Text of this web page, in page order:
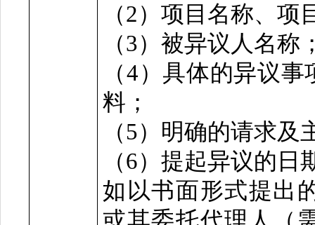
（2）项目名称、项
（3）被异议人名称
（4）具体的异议事
料；
（5）明确的请求及
（6）提起异议的日
如以书面形式提出
或其委托代理人（